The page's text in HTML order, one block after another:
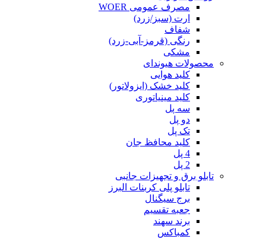
مصرف عمومی WOER
ارت (سبز/زرد)
شفاف
رنگی (قرمز-آبی-زرد)
مشکی
محصولات هیوندای
کلید هوایی
کلید خشک (ایزولاتور)
کلید مینیاتوری
سه پل
دو پل
تک پل
کلید محافظ جان
4 پل
2 پل
تابلو برق و تجهیزات جانبی
تابلو پلی کربنات البرز
برج سیگنال
جعبه تقسیم
برند سهند
کمباکس